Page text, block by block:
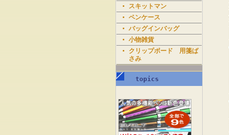
スキットマン
ペンケース
バッグインバッグ
小物雑貨
クリップボード 用箋ば
さみ
topics